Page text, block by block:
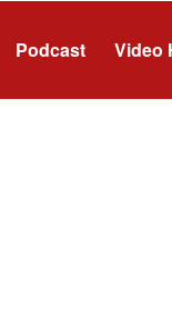
Podcast Video